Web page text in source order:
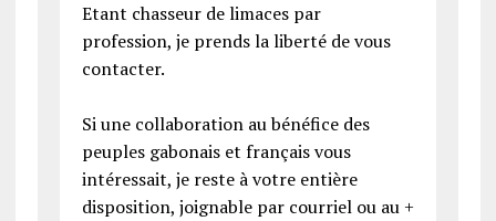
Etant chasseur de limaces par
profession, je prends la liberté de vous
contacter.
Si une collaboration au bénéfice des
peuples gabonais et français vous
intéressait, je reste à votre entière
disposition, joignable par courriel ou au +